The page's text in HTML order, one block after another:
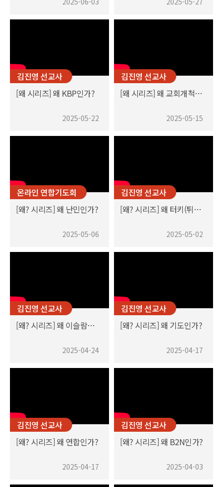
김진영 선교사
[왜 시리즈] 왜 KBP인가?
2025-05-22
김진영 선교사
[왜 시리즈] 왜 교회개척인가?
2025-05-15
온라인 연합기도회
[왜? 시리즈] 왜 난민인가?
2025-05-06
김진영 선교사
[왜? 시리즈] 왜 터키(튀르키예)인가?
2025-05-02
김진영 선교사
[왜? 시리즈] 왜 이슬람인가?
2025-04-24
김진영 선교사
[왜? 시리즈] 왜 기도인가?
2025-04-17
김진영 선교사
[왜? 시리즈] 왜 연합인가?
2025-04-17
김진영 선교사
[왜? 시리즈] 왜 B2N인가?
2025-04-03